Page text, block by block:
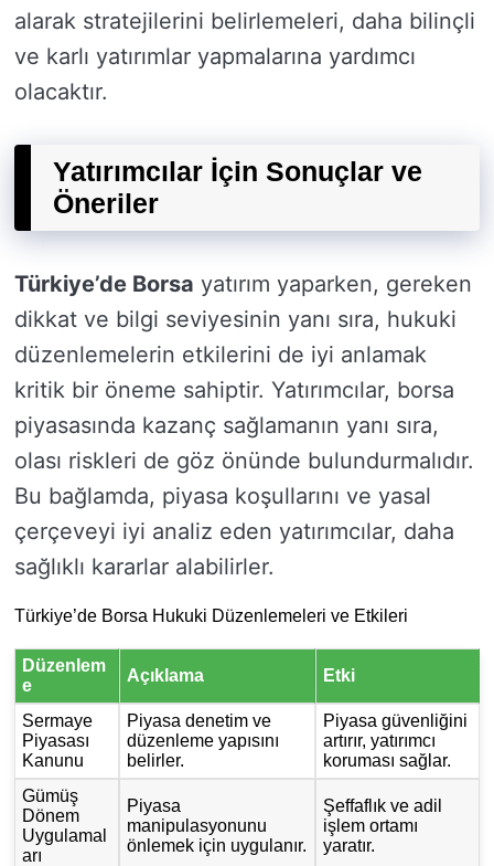
alarak stratejilerini belirlemeleri, daha bilinçli
ve karlı yatırımlar yapmalarına yardımcı
olacaktır.
Yatırımcılar İçin Sonuçlar ve
Öneriler
Türkiye’de Borsa yatırım yaparken, gereken
dikkat ve bilgi seviyesinin yanı sıra, hukuki
düzenlemelerin etkilerini de iyi anlamak
kritik bir öneme sahiptir. Yatırımcılar, borsa
piyasasında kazanç sağlamanın yanı sıra,
olası riskleri de göz önünde bulundurmalıdır.
Bu bağlamda, piyasa koşullarını ve yasal
çerçeveyi iyi analiz eden yatırımcılar, daha
sağlıklı kararlar alabilirler.
Türkiye’de Borsa Hukuki Düzenlemeleri ve Etkileri
Düzenlem
e
Açıklama Etki
Sermaye
Piyasası
Kanunu
Piyasa denetim ve
düzenleme yapısını
belirler.
Piyasa güvenliğini
artırır, yatırımcı
koruması sağlar.
Gümüş
Dönem
Uygulamal
arı
Piyasa
manipulasyonunu
önlemek için uygulanır.
Şeffaflık ve adil
işlem ortamı
yaratır.